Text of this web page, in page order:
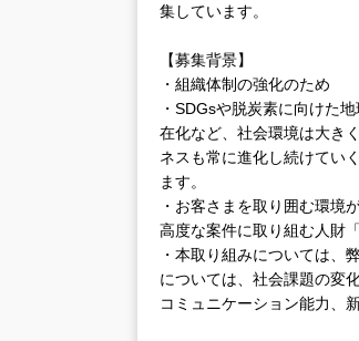
集しています。
【募集背景】
・組織体制の強化のため
・SDGsや脱炭素に向けた
在化など、社会環境は大き
ネスも常に進化し続けてい
ます。
・お客さまを取り囲む環境
高度な案件に取り組む人財
・本取り組みについては、
については、社会課題の変
コミュニケーション能力、